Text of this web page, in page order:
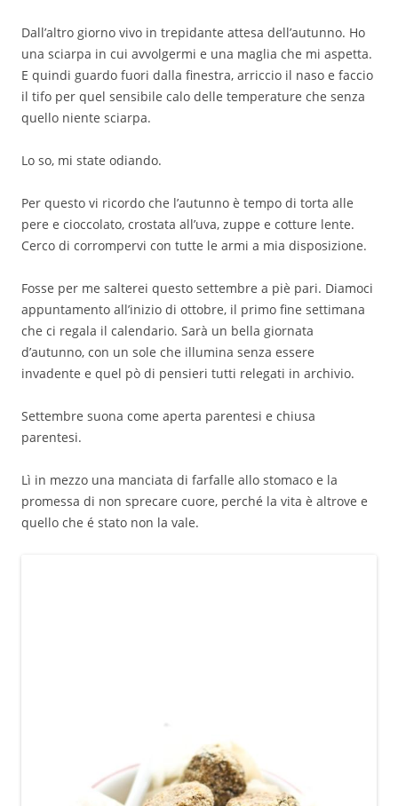
Dall’altro giorno vivo in trepidante attesa dell’autunno. Ho
una sciarpa in cui avvolgermi e una maglia che mi aspetta.
E quindi guardo fuori dalla finestra, arriccio il naso e faccio
il tifo per quel sensibile calo delle temperature che senza
quello niente sciarpa.
Lo so, mi state odiando.
Per questo vi ricordo che l’autunno è tempo di torta alle
pere e cioccolato, crostata all’uva, zuppe e cotture lente.
Cerco di corrompervi con tutte le armi a mia disposizione.
Fosse per me salterei questo settembre a piè pari. Diamoci
appuntamento all’inizio di ottobre, il primo fine settimana
che ci regala il calendario. Sarà un bella giornata
d’autunno, con un sole che illumina senza essere
invadente e quel pò di pensieri tutti relegati in archivio.
Settembre suona come aperta parentesi e chiusa
parentesi.
Lì in mezzo una manciata di farfalle allo stomaco e la
promessa di non sprecare cuore, perché la vita è altrove e
quello che é stato non la vale.